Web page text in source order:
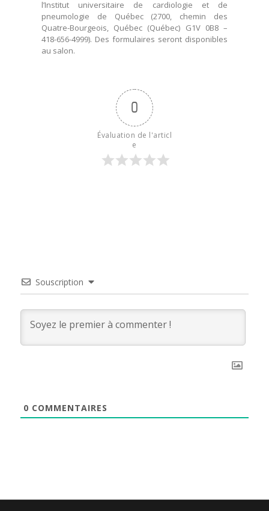
l’Institut universitaire de cardiologie et de
pneumologie de Québec (2700, chemin des
Quatre-Bourgeois, Québec (Québec) G1V 0B8 –
418-656-4999). Des formulaires seront disponibles
au salon.
0
Évaluation de l'articl
e
Souscription
0 COMMENTAIRES